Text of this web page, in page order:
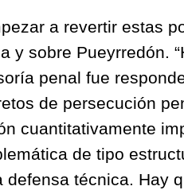
a revertir estas
y sobre Pueyrredón.
penal fue
de persecución
cuantitativamente
de tipo
defensa técnica. Hay